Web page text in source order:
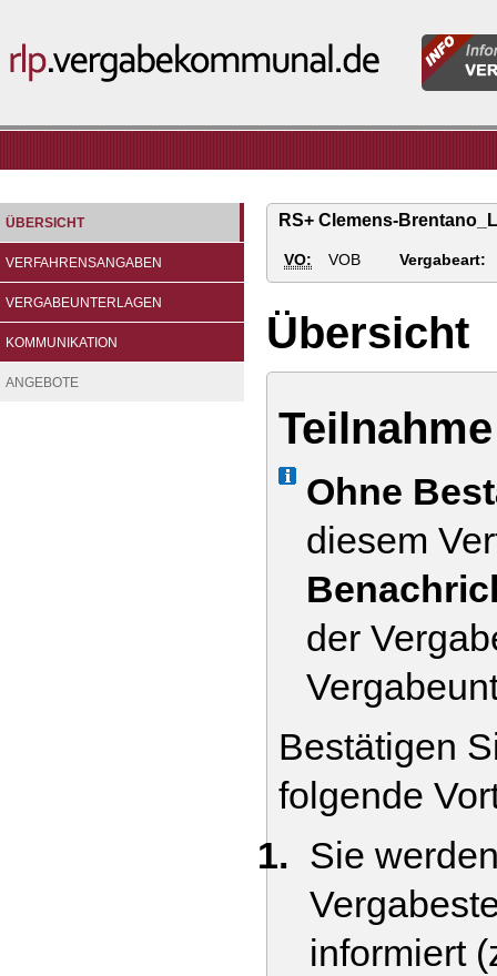
rlp.vergabekommunal.de
für
ÜBERSICHT
VERFAHRENSANGABEN
VERGABEUNTERLAGEN
KOMMUNIKATION
ANGEBOTE
RS+ Clemens-
VO: VOB Vergabeart:
Übersicht
Info
Ohne
diesem
der
Bestätigen
folgende
Sie
informiert